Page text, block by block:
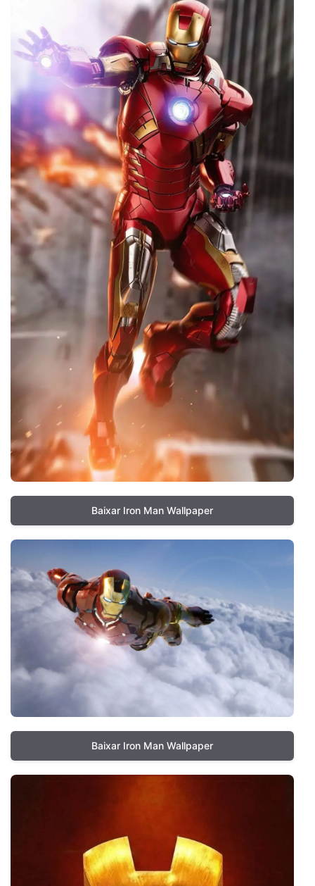
Baixar Iron Man Wallpaper
Baixar Iron Man Wallpaper